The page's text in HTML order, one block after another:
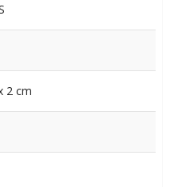
2 cm